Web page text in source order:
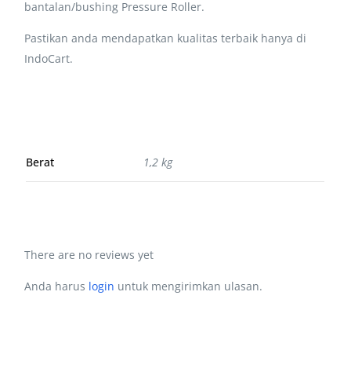
bantalan/bushing Pressure Roller.
Pastikan anda mendapatkan kualitas terbaik hanya di
IndoCart.
Berat 1,2 kg
There are no reviews yet
Anda harus login untuk mengirimkan ulasan.